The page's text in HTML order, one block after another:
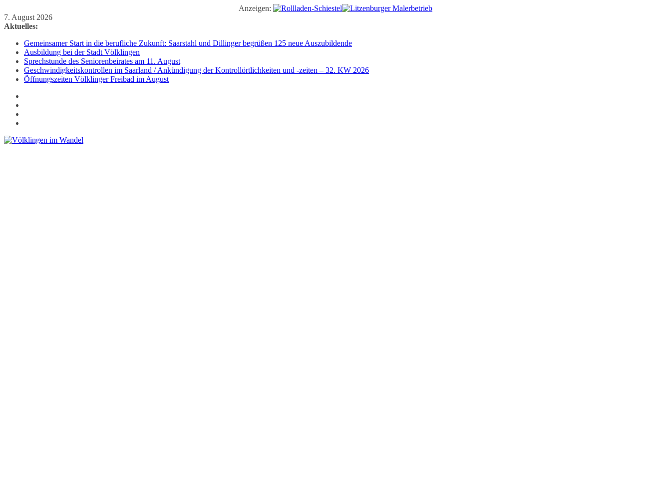
Anzeigen:
Zum
Inhalt
7. August 2026
Aktuelles:
Gemeinsamer Start in die berufliche Zukunft: Saarstahl und Dillinger begrüßen 125 neue Auszubildende
Ausbildung bei der Stadt Völklingen
Sprechstunde des Seniorenbeirates am 11. August
Geschwindigkeitskontrollen im Saarland / Ankündigung der Kontrollörtlichkeiten und -zeiten – 32. KW 2026
Öffnungszeiten Völklinger Freibad im August